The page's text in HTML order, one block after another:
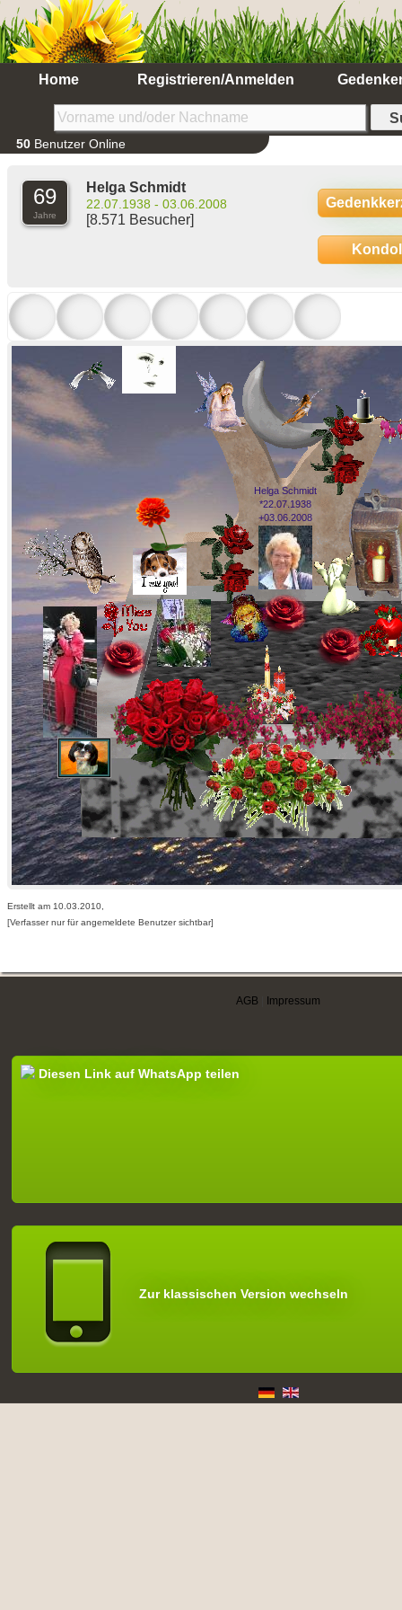
Home Registrieren/Anmelden
50 Benutzer Online
69
Jahre
Helga Schmidt
22.07.1938 - 03.06.2008
[8.571 Besucher]
Helga Schmidt
*22.07.1938
+03.06.2008
Erstellt am 10.03.2010,
[Verfasser nur für angemeldete Benutzer sichtbar]
AGB Impressum
Diesen Link auf WhatsApp teilen
Zur klassischen Version wechseln